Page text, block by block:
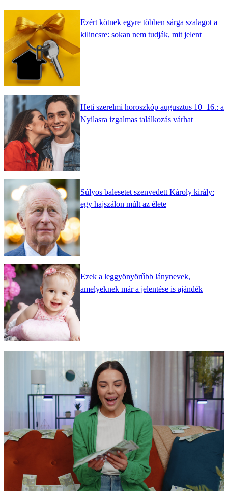
Ezért kötnek egyre többen sárga szalagot a
kilincsre: sokan nem tudják, mit jelent
Heti szerelmi horoszkóp augusztus 10–16.: a
Nyilasra izgalmas találkozás várhat
Súlyos balesetet szenvedett Károly király:
egy hajszálon múlt az élete
Ezek a leggyönyörűbb lánynevek,
amelyeknek már a jelentése is ajándék